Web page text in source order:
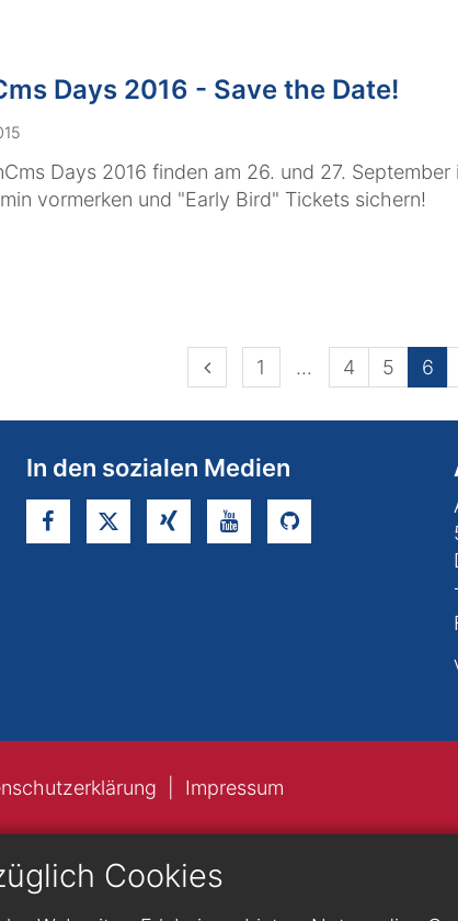
Cookies
Days 2016 - Save the Date!
Days 2016 finden am 26. und 27. September
vormerken und "Early Bird" Tickets sichern!
Vorherige Seite
Erste Seite
1 4 5 6
In den sozialen Medien
Impressum